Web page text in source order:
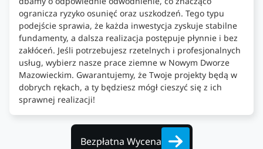
ogranicza ryzyko osunięć oraz uszkodzeń. Tego typu
podejście sprawia, że każda inwestycja zyskuje stabilne
fundamenty, a dalsza realizacja postępuje płynnie i bez
zakłóceń. Jeśli potrzebujesz rzetelnych i profesjonalnych
usług, wybierz nasze prace ziemne w Nowym Dworze
Mazowieckim. Gwarantujemy, że Twoje projekty będą w
dobrych rękach, a ty będziesz mógł cieszyć się z ich
sprawnej realizacji!
Bezpłatna Wycena